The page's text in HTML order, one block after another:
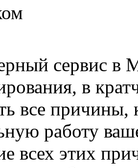
сервис в
в
все причины,
работу
всех этих